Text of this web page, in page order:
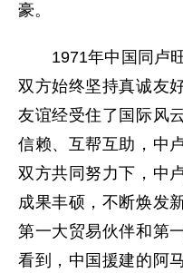
豪。
1971年中国同卢旺
双方始终坚持真诚友
友谊经受住了国际风
信赖、互帮互助，中
双方共同努力下，中
成果丰硕，不断焕发
第一大贸易伙伴和第
看到，中国援建的阿